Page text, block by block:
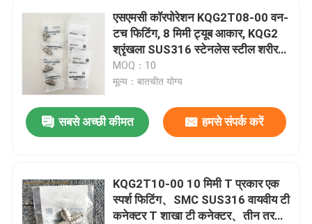
उत्पाद
एसएमसी कॉरपोरेशन KQG2T08-00 वन-
टच फिटिंग, 8 मिमी ट्यूब आकार, KQG2
श्रृंखला SUS316 स्टेनलेस स्टील शरीर、
FKM फ्लोरीन रबर सील、ग्रिज मुक्त
फिटिंग
MOQ：10
मूल्य：बातचीत योग्य
सबसे अच्छी कीमत हमसे संपर्क करें
KQG2T10-00 10 मिमी T प्रकार एक
स्पर्श फिटिंग、SMC SUS316 वायवीय टी
कनेक्टर T शाखा टी कनेक्टर、तीन तरफा